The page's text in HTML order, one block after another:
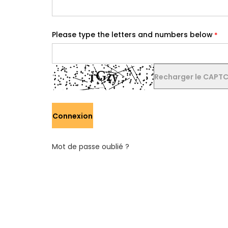
Please type the letters and numbers below
Recharger le
Connexion
Mot de passe oublié ?